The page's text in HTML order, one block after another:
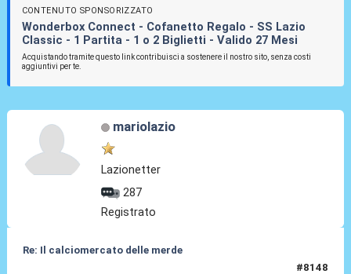
CONTENUTO SPONSORIZZATO
Wonderbox Connect - Cofanetto Regalo - SS Lazio
Classic - 1 Partita - 1 o 2 Biglietti - Valido 27 Mesi
Acquistando tramite questo link contribuisci a sostenere il nostro sito, senza costi
aggiuntivi per te.
mariolazio
Lazionetter
287
Registrato
Re: Il calciomercato delle merde
#8148